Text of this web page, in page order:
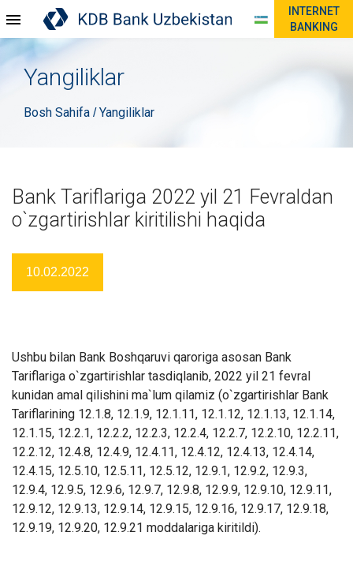
INTERNET
BANKING
Yangiliklar
Bosh Sahifa /Yangiliklar
Bank Tariflariga 2022 yil 21 Fevraldan
o`zgartirishlar kiritilishi haqida
10.02.2022
Ushbu bilan Bank Boshqaruvi qaroriga asosan Bank
Tariflariga o`zgartirishlar tasdiqlanib, 2022 yil 21 fevral
kunidan amal qilishini ma`lum qilamiz (o`zgartirishlar Bank
Tariflarining 12.1.8, 12.1.9, 12.1.11, 12.1.12, 12.1.13, 12.1.14,
12.1.15, 12.2.1, 12.2.2, 12.2.3, 12.2.4, 12.2.7, 12.2.10, 12.2.11,
12.2.12, 12.4.8, 12.4.9, 12.4.11, 12.4.12, 12.4.13, 12.4.14,
12.4.15, 12.5.10, 12.5.11, 12.5.12, 12.9.1, 12.9.2, 12.9.3,
12.9.4, 12.9.5, 12.9.6, 12.9.7, 12.9.8, 12.9.9, 12.9.10, 12.9.11,
12.9.12, 12.9.13, 12.9.14, 12.9.15, 12.9.16, 12.9.17, 12.9.18,
12.9.19, 12.9.20, 12.9.21 moddalariga kiritildi).